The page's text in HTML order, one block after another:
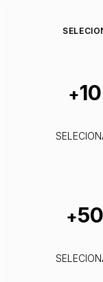
+10
+50